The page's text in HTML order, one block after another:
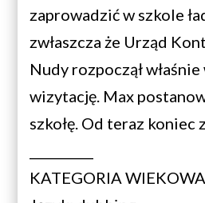
zaprowadzić w szkole
zwłaszcza że Urząd
Nudy rozpoczął
wizytację. Max
szkołę. Od teraz koniec
KATEGORIA